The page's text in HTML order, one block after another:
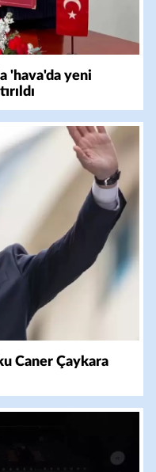
'hava'da yeni
Caner Çaykara